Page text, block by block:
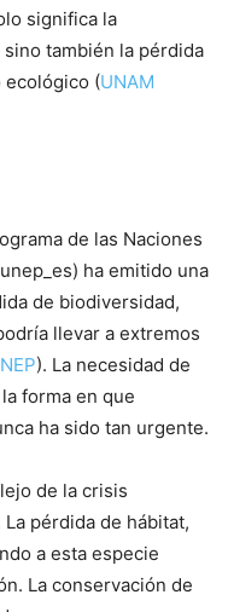
significa la
también la pérdida
(UNAM
de las Naciones
ha emitido una
de biodiversidad,
llevar a extremos
). La necesidad de
forma en que
ha sido tan urgente.
de la crisis
pérdida de hábitat,
a esta especie
La conservación de